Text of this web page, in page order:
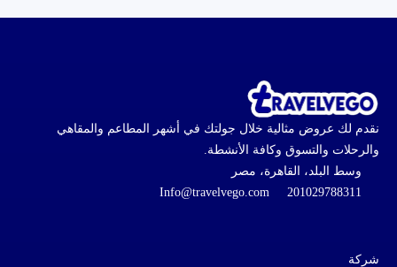
نقدم لك عروض مثالية خلال جولتك في أشهر المطاعم والمقاهي
والرحلات والتسوق وكافة الأنشطة.
وسط البلد، القاهرة، مصر
201029788311
Info@travelvego.com
شركة